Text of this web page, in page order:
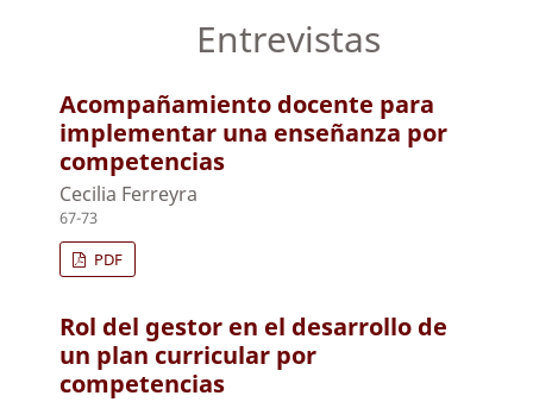
Entrevistas
Acompañamiento docente para
implementar una enseñanza por
competencias
Cecilia Ferreyra
67-73
PDF
Rol del gestor en el desarrollo de
un plan curricular por
competencias